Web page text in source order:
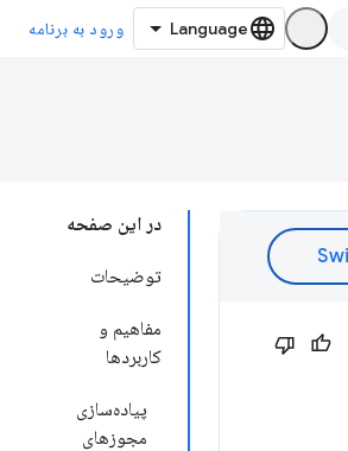
ورود به برنامه
در این صفحه
توضیحات
مفاهیم و
کاربردها
پیاده‌سازی
مجوزهای